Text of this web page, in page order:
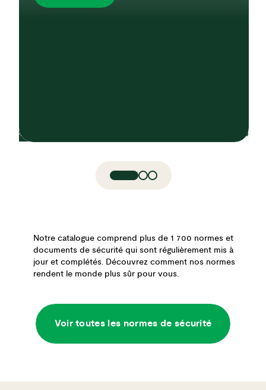
Notre catalogue comprend plus de 1 700 normes et
documents de sécurité qui sont régulièrement mis à
jour et complétés. Découvrez comment nos normes
rendent le monde plus sûr pour vous.
Voir toutes les normes de sécurité